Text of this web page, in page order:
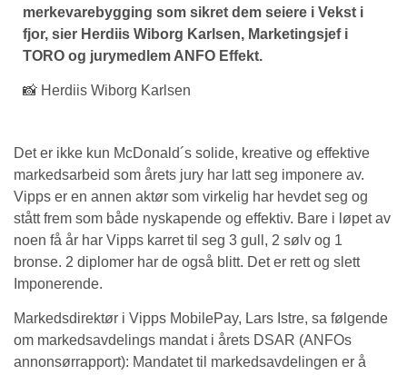
merkevarebygging som sikret dem seiere i Vekst i
fjor, sier Herdiis Wiborg Karlsen, Marketingsjef i
TORO og jurymedlem ANFO Effekt.
📸 Herdiis Wiborg Karlsen
Det er ikke kun McDonald´s solide, kreative og effektive
markedsarbeid som årets jury har latt seg imponere av.
Vipps er en annen aktør som virkelig har hevdet seg og
stått frem som både nyskapende og effektiv. Bare i løpet av
noen få år har Vipps karret til seg 3 gull, 2 sølv og 1
bronse. 2 diplomer har de også blitt. Det er rett og slett
Imponerende.
Markedsdirektør i Vipps MobilePay, Lars Istre, sa følgende
om markedsavdelings mandat i årets DSAR (ANFOs
annonsørrapport): Mandatet til markedsavdelingen er å